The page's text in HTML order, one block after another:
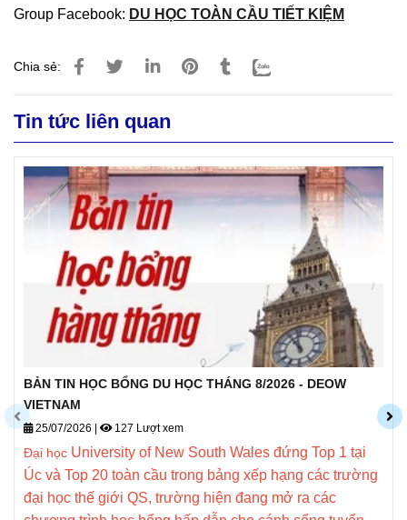
Group Facebook: DU HỌC TOÀN CẦU TIẾT KIỆM
Chia sẻ:
Tin tức liên quan
BẢN TIN HỌC BỔNG DU HỌC THÁNG 8/2026 - DEOW
VIETNAM
25/07/2026 | 127 Lượt xem
Đại học University of New South Wales đứng Top 1 tại
Úc và Top 20 toàn cầu trong bảng xếp hạng các trường
đại học thế giới QS, trường hiện đang mở ra các